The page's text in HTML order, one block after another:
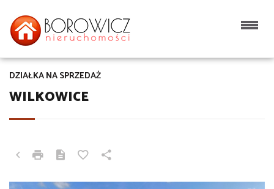
WILKOWICE
DZIAŁKA NA SPRZEDAŻ